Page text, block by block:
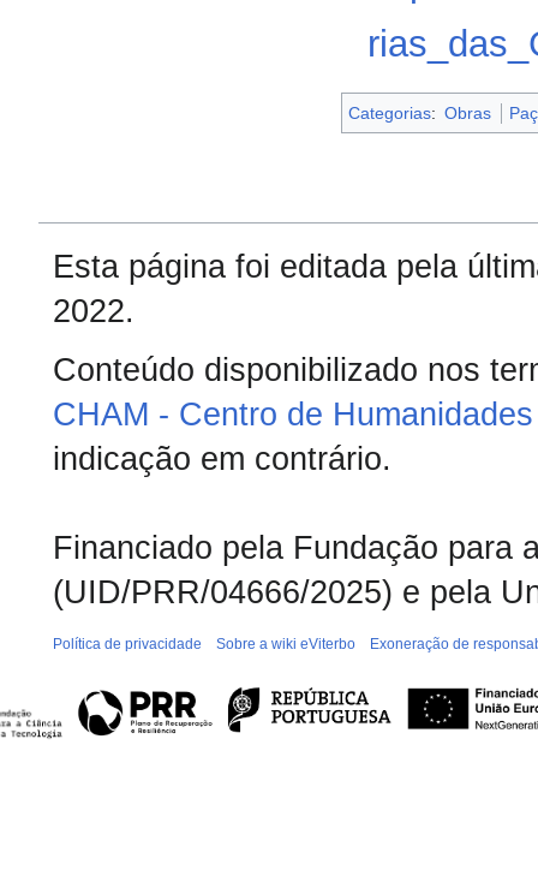
Categorias: Obras
Esta página foi editada pela
2022.
Conteúdo disponibilizado nos
CHAM - Centro de
indicação em contrário.
Financiado pela Fundação para
(UID/PRR/04666/2025) e pela
Política de privacidade Sobre a wiki eViterbo Exoneração de